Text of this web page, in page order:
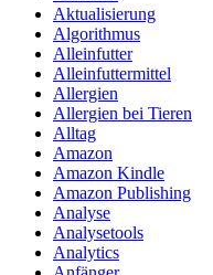
Aktualisierung
Algorithmus
Alleinfutter
Alleinfuttermittel
Allergien
Allergien bei Tieren
Alltag
Amazon
Amazon Kindle
Amazon Publishing
Analyse
Analysetools
Analytics